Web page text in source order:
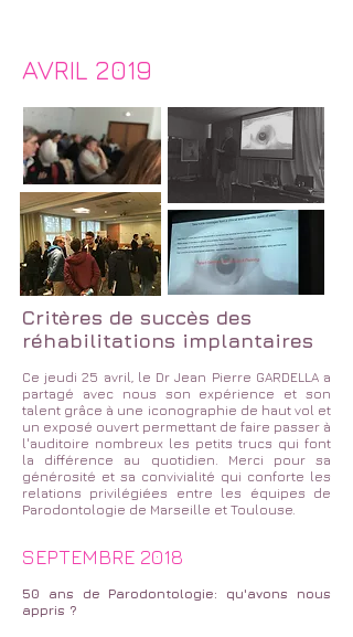
AVRIL 2019
Critères de succès des
réhabilitations implantaires
Ce jeudi 25 avril, le Dr Jean Pierre GARDELLA a
partagé avec nous son expérience et son
talent grâce à une iconographie de haut vol et
un exposé ouvert permettant de faire passer à
l'auditoire nombreux les petits trucs qui font
la différence au quotidien. Merci pour sa
générosité et sa convivialité qui conforte les
relations privilégiées entre les équipes de
Parodontologie de Marseille et Toulouse.
SEPTEMBRE 2018
50 ans de Parodontologie: qu'avons nous
appris ?